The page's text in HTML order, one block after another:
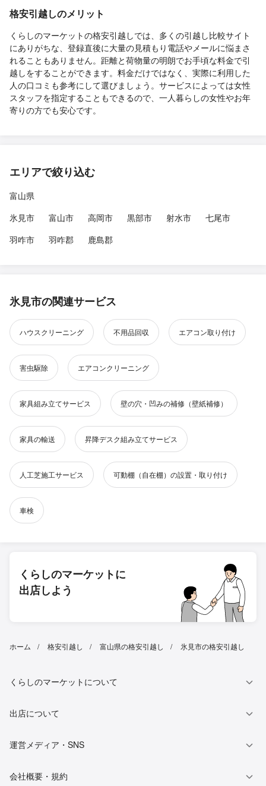
格安引越しのメリット
くらしのマーケットの格安引越しでは、多くの引越し比較サイト
にありがちな、登録直後に大量の見積もり電話やメールに悩まさ
れることもありません。距離と荷物量の明朗でお手頃な料金で引
越しをすることができます。料金だけではなく、実際に利用した
人の口コミも参考にして選びましょう。サービスによっては女性
スタッフを指定することもできるので、一人暮らしの女性やお年
寄りの方でも安心です。
エリアで絞り込む
富山県
氷見市
富山市 高岡市 黒部市 射水市
七尾市
羽咋市
羽咋郡 鹿島郡
氷見市の関連サービス
ハウスクリーニング 不用品回収 エアコン取り付け
害虫駆除 エアコンクリーニング
家具組み立てサービス 壁の穴・凹みの補修（壁紙補修）
家具の輸送 昇降デスク組み立てサービス
人工芝施工サービス 可動棚（自在棚）の設置・取り付け
車検
くらしのマーケットに
出店しよう
ホーム 格安引越し 富山県の格安引越し 氷見市の格安引越し
くらしのマーケットについて
出店について
運営メディア・SNS
会社概要・規約